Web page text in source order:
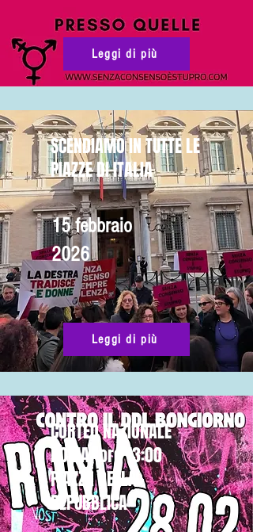
Leggi di più
SCENDIAMO IN TUTTE LE
PIAZZE DI ITALIA
15 febbraio
2026
Leggi di più
CORTEO NAZIONALE
ROMA -ore 13:00
PIAZZA DELLA
REPUBBLICA